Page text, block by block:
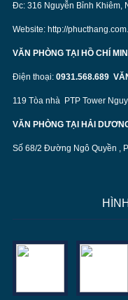
Đc: 316 Nguyễn Bỉnh Khiêm,
Website: http://
VĂN PHÒNG TẠI HỒ CHÍ
Điện thoại: 0931.568.689
119 Tòa nhà PTP Tower
VĂN PHÒNG TẠI HẢI
Số 68/2 Đường Ngô Quyền ,